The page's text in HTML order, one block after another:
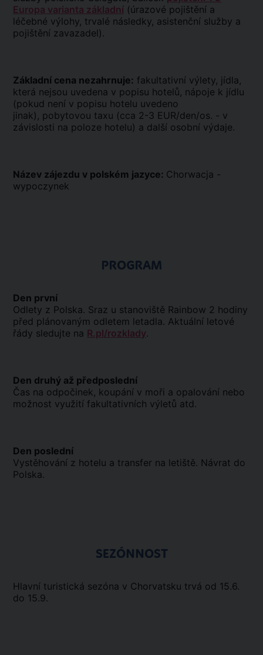
Europa varianta základní (úrazové pojištění a
léčebné výlohy, trvalé následky, asistenční služby a
pojištění zavazadel).
Základní cena nezahrnuje: fakultativní výlety, jídla,
která nejsou uvedena v popisu hotelů, nápoje k jídlu
(pokud není v popisu hotelu uvedeno
jinak), pobytovou taxu (cca 2-3 EUR/den/os. - v
závislosti na poloze hotelu) a další osobní výdaje.
Název zájezdu v polském jazyce: Chorwacja -
wypoczynek
PROGRAM
Den první
Odlety z Polska. Sraz u stanoviště Rainbow 2 hodiny
před plánovaným odletem letadla. Aktuální letové
řády sledujte na R.pl/rozklady.
Den druhý až předposlední
Čas na odpočinek, koupání v moři a opalování nebo
možnost využití fakultativních výletů atd.
Den poslední
Vystěhování z hotelu a transfer na letiště. Návrat do
Polska.
SEZÓNNOST
Hlavní turistická sezóna v Chorvatsku trvá od 15.6.
do 15.9.